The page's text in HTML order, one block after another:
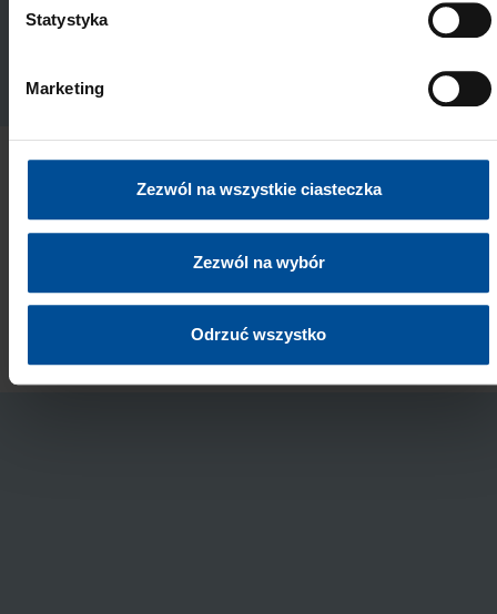
Statystyka
Marketing
Zezwól na wszystkie ciasteczka
Zezwól na wybór
Odrzuć wszystko
Kompletny system do cementowania licówek
dopasowanym Try-in Paste
Specjalne Veneer Tips zapewniające czystą pracę